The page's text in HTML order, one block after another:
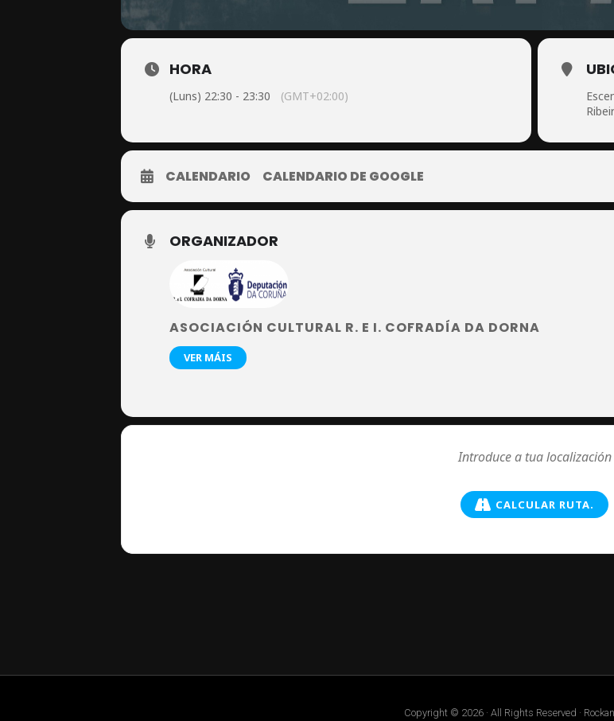
HORA
(Luns) 22:30 - 23:30 (GMT+02:00)
CALENDARIO CALENDARIO DE GOOGLE
ORGANIZADOR
ASOCIACIÓN CULTURAL R. E I. COFRADÍA DA DORNA
VER MÁIS
CALCULAR RUTA.
Copyright © 2026 · All Rights Reserved ·